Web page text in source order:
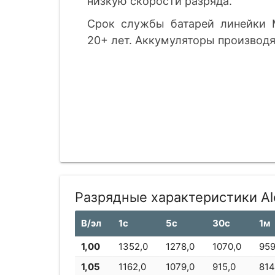
Срок службы батарей линейки
20+ лет. Аккумуляторы
Разрядные характеристики
В/эл 1с 5с 30с 1м
1,00
1352,0 1278,0 1070,0
1,05
1162,0 1079,0 915,0